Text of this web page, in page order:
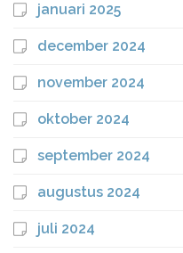
januari 2025
december 2024
november 2024
oktober 2024
september 2024
augustus 2024
juli 2024